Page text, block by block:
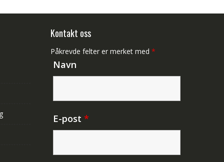
Kontakt oss
Påkrevde felter er merket med *
Navn
E-post *